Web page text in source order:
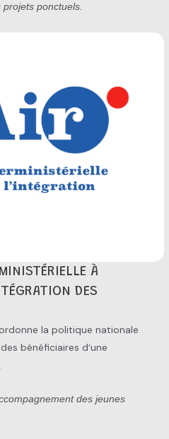
ponctuels.
À
DES
la politique nationale
bénéficiaires d’une
des jeunes